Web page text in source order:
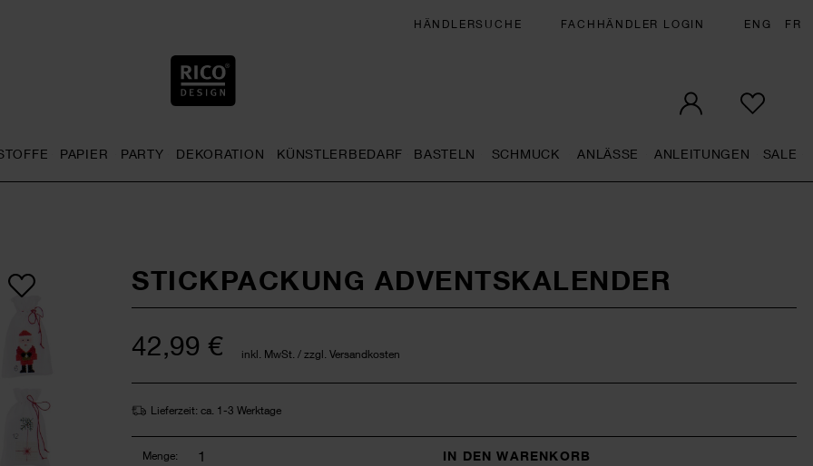
HÄNDLERSUCHE FACHHÄNDLER LOGIN ENG FR
PAPIER PARTY DEKORATION KÜNSTLERBEDARF BASTELN SCHMUCK ANLÄSSE ANLEITUNGEN SALE
STICKPACKUNG ADVENTSKALENDER
42,99 € inkl. MwSt. / zzgl. Versandkosten
Lieferzeit: ca. 1-3 Werktage
Menge: IN DEN WARENKORB